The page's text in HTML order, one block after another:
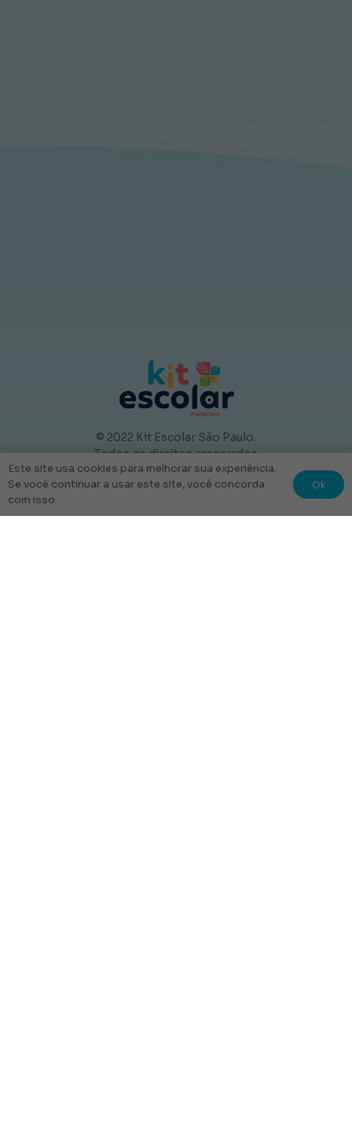
© 2022 Kit Escolar São Paulo.
Todos os direitos reservados
Tudo Feito com amor
Links úteis
Este site usa cookies para melhorar sua experiência.
Se você continuar a usar este site, você concorda
com isso.
Ok